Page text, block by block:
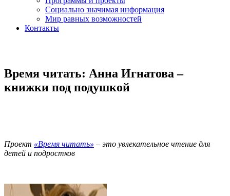
Социально значимая информация
Мир равных возможностей
Контакты
Время читать: Анна Игнатова –
книжки под подушкой
Проект «Время читать» – это увлекательное чтение для
детей и подростков